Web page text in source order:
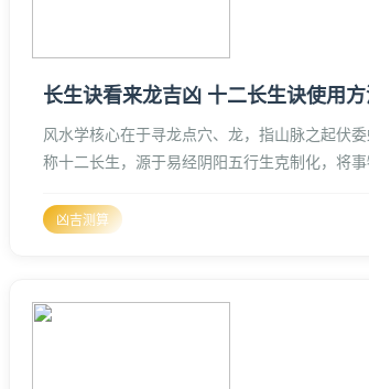
长生诀看来龙吉凶 十二长生诀使用
风水学核心在于寻龙点穴、龙，指山脉之起伏
称十二长生，源于易经阴阳五行生克制化，将
凶吉测算